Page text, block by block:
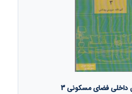
داخلی فضای مسکونی 3